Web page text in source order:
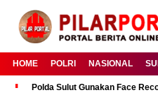
HOME POLRI NASIONAL
Polda Sulut Gunakan Face